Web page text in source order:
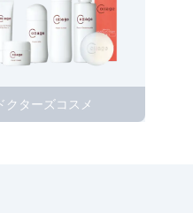
クターズコスメ